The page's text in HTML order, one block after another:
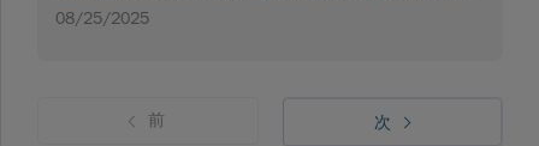
さい。
08/25/2025
前 次